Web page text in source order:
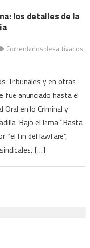
los detalles de la
Comentarios desactivados
Tribunales y en otras
fue anunciado hasta el
en lo Criminal y
Bajo el lema “Basta
“el fin del lawfare”,
[…]